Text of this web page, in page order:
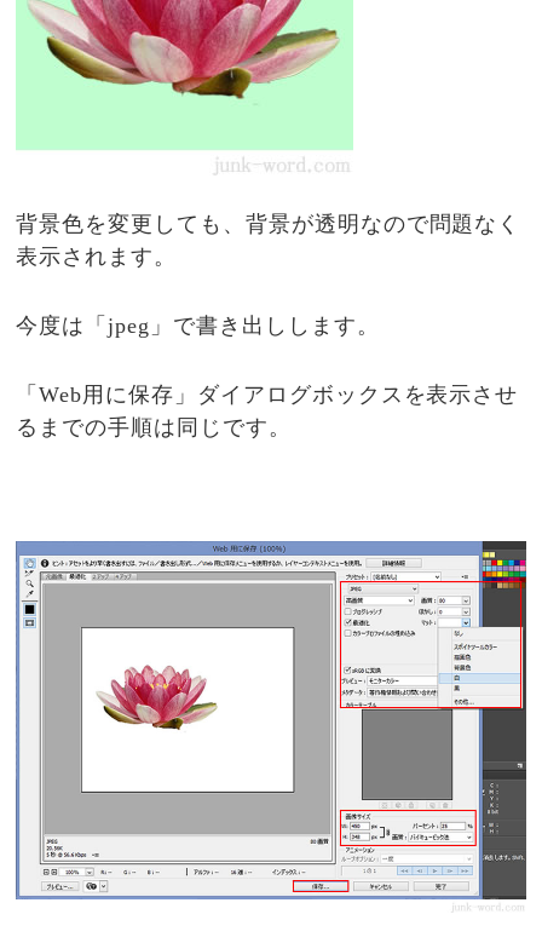
背景色を変更しても、背景が透明なので問題なく
表示されます。
今度は「jpeg」で書き出しします。
「Web用に保存」ダイアログボックスを表示させ
るまでの手順は同じです。